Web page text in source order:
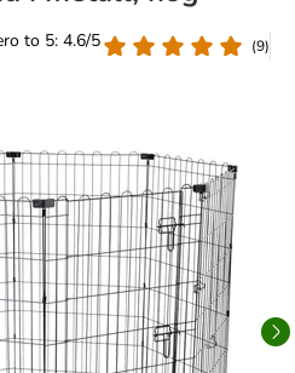
to 5: 4.6/5
(9)